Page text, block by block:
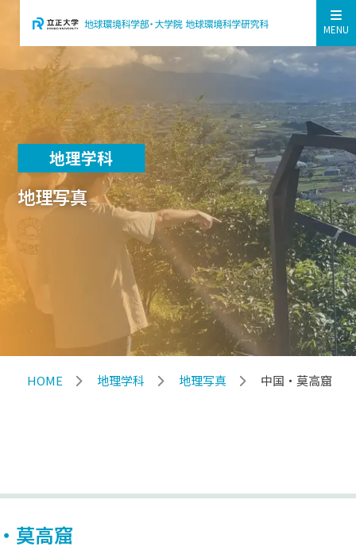
MENU
地理学科
地理写真
HOME 地理学科 地理写真 中国・莫高窟
莫高窟